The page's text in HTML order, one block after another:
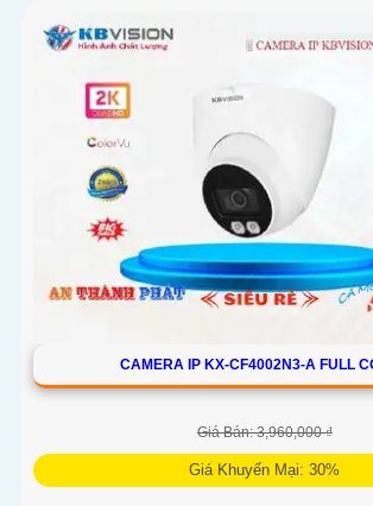
CAMERA IP KX-CF4002N3-A FULL
Giá Bán: 3,960,000 ₫
Giá Khuyến Mại: 30%